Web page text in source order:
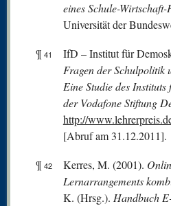
eines Schule-Wirtschaft-
Universität der
¶ 41 IfD – Institut für
Fragen der Schulpolitik
Eine Studie des
der Vodafone Stiftung
http://
[Abruf am 31.12.2011].
¶ 42 Kerres, M. (2001).
Lernarrangements
K. (Hrsg.). Handbuch